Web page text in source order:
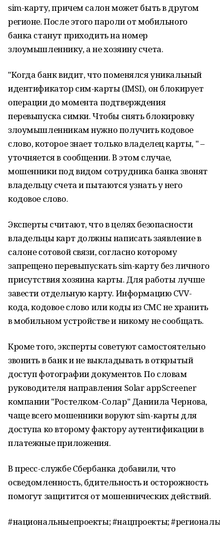
sim-карту, причем салон может быть в другом
регионе. После этого пароли от мобильного
банка станут приходить на номер
злоумышленнику, а не хозяину счета.
"Когда банк видит, что поменялся уникальный
идентификатор сим-карты (IMSI), он блокирует
операции до момента подтверждения
перевыпуска симки. Чтобы снять блокировку
злоумышленникам нужно получить кодовое
слово, которое знает только владелец карты, " –
уточняется в сообщении. В этом случае,
мошенники под видом сотрудника банка звонят
владельцу счета и пытаются узнать у него
кодовое слово.
Эксперты считают, что в целях безопасности
владельцы карт должны написать заявление в
салоне сотовой связи, согласно которому
запрещено перевыпускать sim-карту без личного
присутствия хозяина карты. Для работы лучше
завести отдельную карту. Информацию CVV-
кода, кодовое слово или коды из СМС не хранить
в мобильном устройстве и никому не сообщать.
Кроме того, эксперты советуют самостоятельно
звонить в банк и не выкладывать в открытый
доступ фотографии документов. По словам
руководителя направления Solar appScreener
компании "Ростелком-Солар" Даниила Чернова,
чаще всего мошенники воруют sim-карты для
доступа ко второму фактору аутентификации в
платежные приложения.
В пресс-службе Сбербанка добавили, что
осведомленность, бдительность и осторожность
помогут защитится от мошеннических действий.
#национальныепроекты; #нацпроекты;